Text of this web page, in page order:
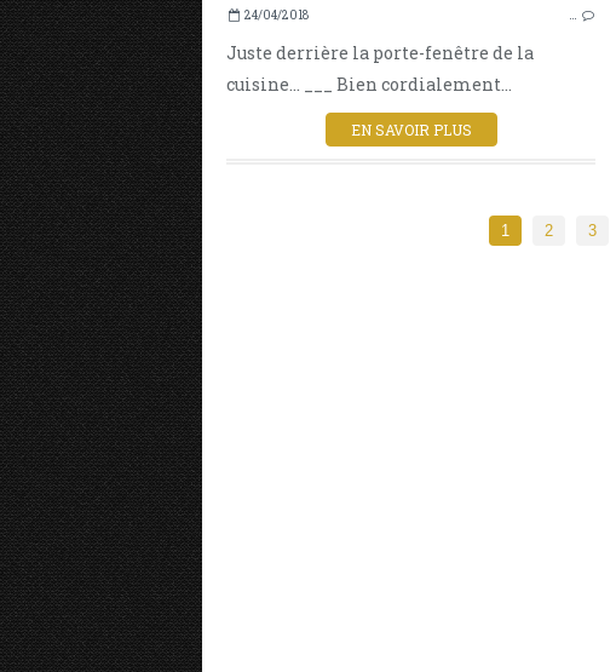
24/04/2018 …
Juste derrière la porte-fenêtre de la
cuisine... ___ Bien cordialement...
EN SAVOIR PLUS
1 2 3